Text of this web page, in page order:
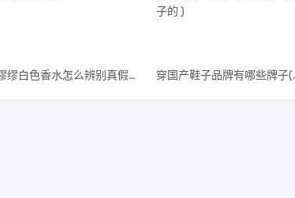
缪缪白色香水怎么辨别真假的简单介绍 穿国产鞋子品